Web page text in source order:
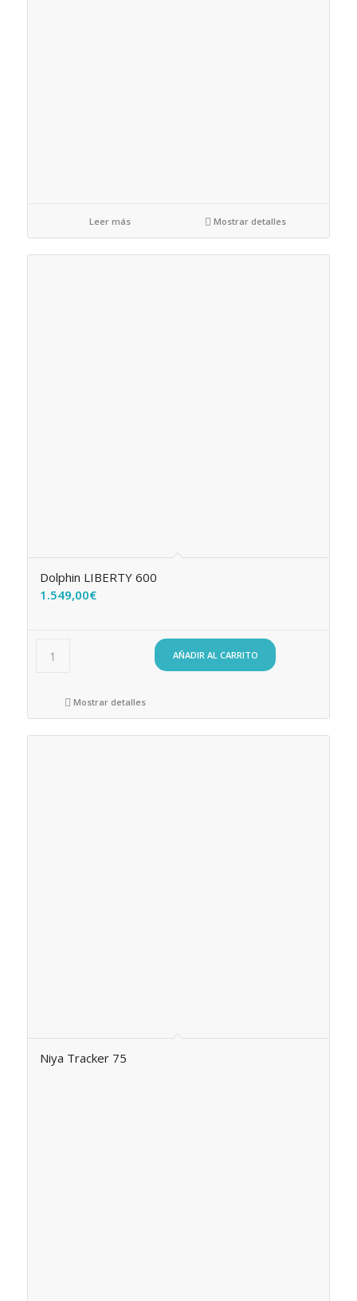
Leer más Mostrar detalles
Dolphin LIBERTY 600
1.549,00€
AÑADIR AL CARRITO
Mostrar detalles
Niya Tracker 75